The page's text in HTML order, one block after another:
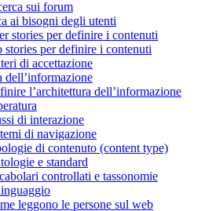
sui forum
ai bisogni degli utenti
stories per definire i contenuti
stories per definire i contenuti
di accettazione
dell’informazione
l’architettura dell’informazione
di interazione
di navigazione
di contenuto (content type)
e standard
controllati e tassonomie
leggono le persone sul web